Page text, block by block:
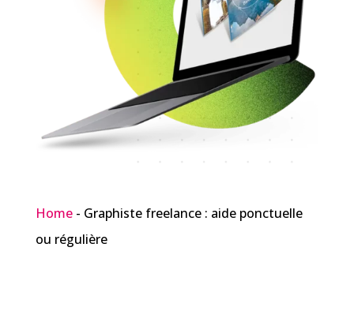
Home- Graphiste freelance : aide ponctuelle
ou régulière